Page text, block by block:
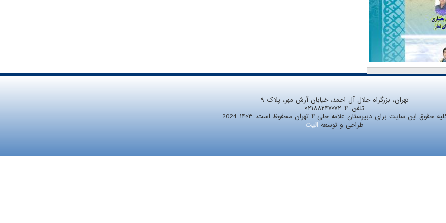
تهران، بزرگراه جلال آل احمد، خیابان آرش مهر، پلاک ۹
تلفن: ۰۲۱۸۸۲۴۷۰۷۲-۴
حقوق این سایت برای دبیرستان علامه حلی ۴ تهران محفوظ است. ۱۴۰۳-2024
طراحی و توسعه الیت